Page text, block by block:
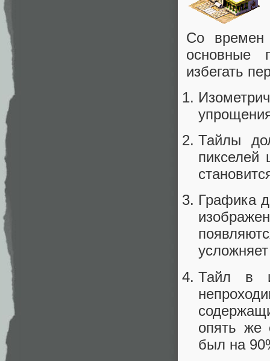
Со времен
основные
избегать
Тайлы
пикселей
Графика
Тайл в
опять же
был на